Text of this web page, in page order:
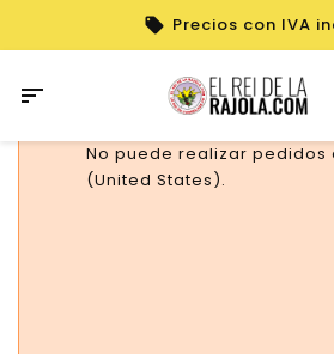
Precios con IVA

No puede realizar pedidos
(United States).